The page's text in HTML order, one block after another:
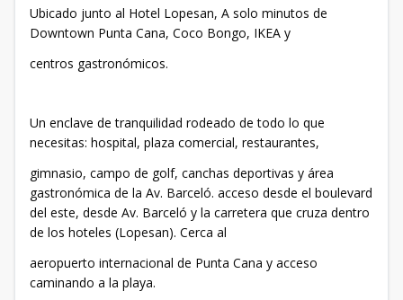
Ubicado junto al Hotel Lopesan, A solo minutos de
Downtown Punta Cana, Coco Bongo, IKEA y
centros gastronómicos.
Un enclave de tranquilidad rodeado de todo lo que
necesitas: hospital, plaza comercial, restaurantes,
gimnasio, campo de golf, canchas deportivas y área
gastronómica de la Av. Barceló. acceso desde el boulevard
del este, desde Av. Barceló y la carretera que cruza dentro
de los hoteles (Lopesan). Cerca al
aeropuerto internacional de Punta Cana y acceso
caminando a la playa.